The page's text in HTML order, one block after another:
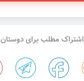
اشتراک مطلب برای دوستان